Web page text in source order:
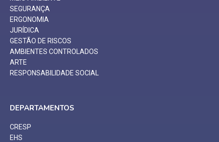
SEGURANÇA
ERGONOMIA
JURÍDICA
GESTÃO DE RISCOS
AMBIENTES CONTROLADOS
ARTE
RESPONSABILIDADE SOCIAL
DEPARTAMENTOS
CRESP
EHS